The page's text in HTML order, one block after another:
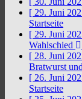
[ 29. Juni
Startseite
[ 29. Juni
Wahlschied
[ 28. Juni
Bratwurst
[ 26. Juni
Startseite